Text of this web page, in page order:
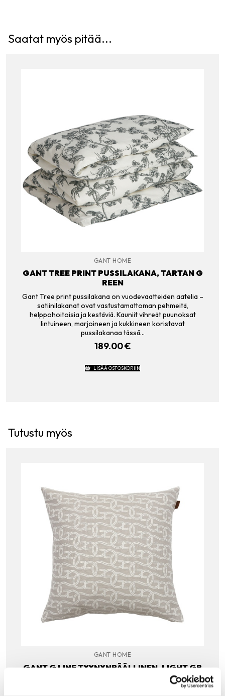
Saatat myös pitää...
GANT HOME
GANT TREE PRINT PUSSILAKANA, TARTAN G
REEN
Gant Tree print pussilakana on vuodevaatteiden aatelia –
satiinilakanat ovat vastustamattoman pehmeitä,
helppohoitoisia ja kestäviä. Kauniit vihreät puunoksat
lintuineen, marjoineen ja kukkineen koristavat
pussilakanaa tässä…
189.00€
LISÄÄ OSTOSKORIIN
Tutustu myös
GANT HOME
GANT G LINE TYYNYNPÄÄLLINEN, LIGHT GR
Gant G Line -tyynynpäällisen graafinen kuvio on kudottu